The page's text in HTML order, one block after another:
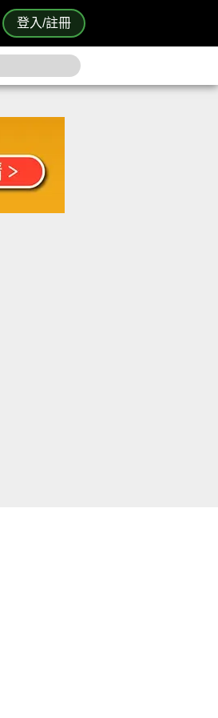
登入/註冊